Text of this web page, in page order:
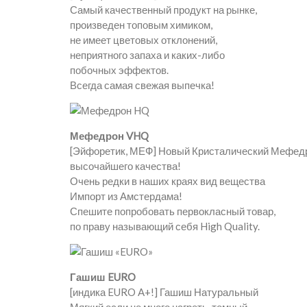
Самый качественный продукт на рынке,
произведен топовым химиком,
не имеет цветовых отклонений,
неприятного запаха и каких-либо
побочных эффектов.
Всегда самая свежая выпечка!
Мефедрон VHQ
[Эйфоретик, МЕФ] Новый Кристалический
высочайшего качества!
Очень редки в наших краях вид вещества
Импорт из Амстердама!
Спешите попробовать первокласный товар,
по праву называющий себя High Quality.
Гашиш EURO
[индика EURO A+!] Гашиш Натуральный